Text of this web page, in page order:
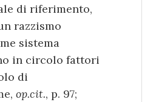
di riferimento,
razzismo
sistema
in circolo fattori
di
op.cit., p. 97;